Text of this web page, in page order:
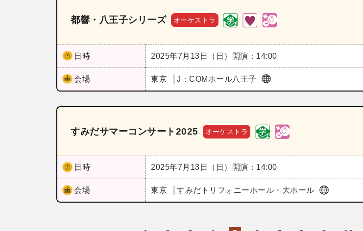
都響・八王子シリーズ オーケストラ
日時 2025年7月13日（日） 開演：14:00
会場 東京 J：COMホール八王子
すみだサマーコンサート2025 オーケストラ
日時 2025年7月13日（日） 開演：14:00
会場 東京 すみだトリフォニーホール・大ホール